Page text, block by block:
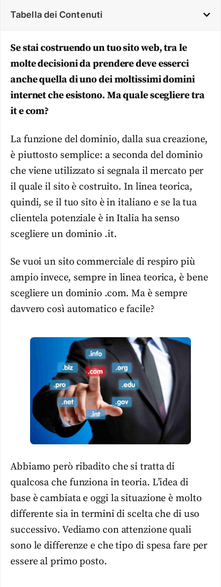
Tabella dei Contenuti
Se stai costruendo un tuo sito web, tra le
molte decisioni da prendere deve esserci
anche quella di uno dei moltissimi domini
internet che esistono. Ma quale scegliere tra
it e com?
La funzione del dominio, dalla sua creazione,
è piuttosto semplice: a seconda del dominio
che viene utilizzato si segnala il mercato per
il quale il sito è costruito. In linea teorica,
quindi, se il tuo sito è in italiano e se la tua
clientela potenziale è in Italia ha senso
scegliere un dominio .it.
Se vuoi un sito commerciale di respiro più
ampio invece, sempre in linea teorica, è bene
scegliere un dominio .com. Ma è sempre
davvero così automatico e facile?
Abbiamo però ribadito che si tratta di
qualcosa che funziona in teoria. L’idea di
base è cambiata e oggi la situazione è molto
differente sia in termini di scelta che di uso
successivo. Vediamo con attenzione quali
sono le differenze e che tipo di spesa fare per
essere al primo posto.